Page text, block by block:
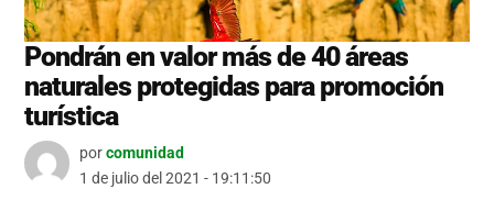
Pondrán en valor más de 40 áreas
naturales protegidas para promoción
turística
porcomunidad
1 de julio del 2021 - 19:11:50